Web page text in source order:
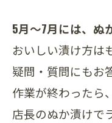
5月～7月には、ぬ
おいしい漬け方は
疑問・質問にもお
作業が終わったら、
店長のぬか漬けで